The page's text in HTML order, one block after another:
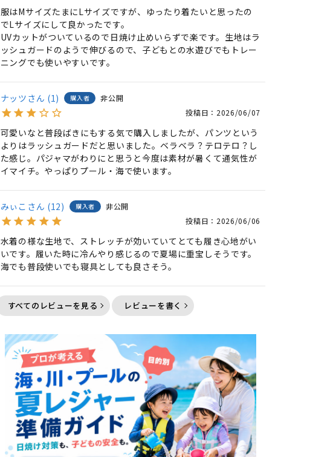
服はMサイズたまにLサイズですが、ゆったり着たいと思ったの
でLサイズにして良かったです。
UVカットがついているので日焼け止めいらずで楽です。生地はラ
ッシュガードのようで伸びるので、子どもとの水遊びでもトレー
ニングでも使いやすいです。
ナッツ 1 購入者
非公開
投稿日
2026/06/07
可愛いなと普段ばきにもする気で購入しましたが、パンツという
よりはラッシュガードだと思いました。ベラベラ？テロテロ？し
た感じ。パジャマがわりにと思うと今度は素材が暑くて通気性が
イマイチ。やっぱりプール・海で使います。
みぃこ 12 購入者
非公開
投稿日
2026/06/06
水着の様な生地で、ストレッチが効いていてとても履き心地がい
いです。履いた時に冷んやり感じるので夏場に重宝しそうです。
海でも普段使いでも寝具としても良さそう。
すべてのレビューを見る レビューを書く